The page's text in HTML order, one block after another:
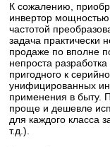
К сожалению,
инвертор мощностью
частотой
задача практически
продаже по вполне
непроста разработка
пригодного к
унифицированных
применения в быту.
проще и дешевле
для каждого класса
т.д.).